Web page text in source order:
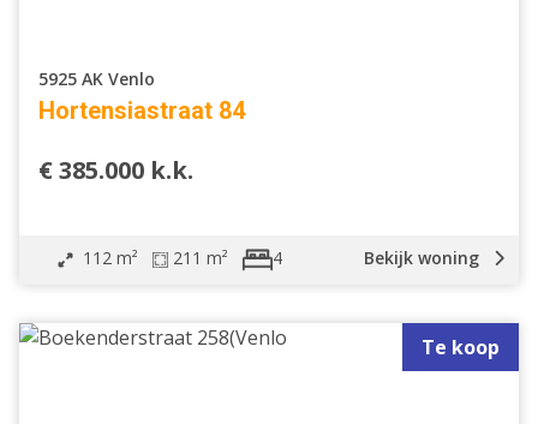
5925 AK Venlo
Hortensiastraat 84
€ 385.000 k.k.
112 m² 211 m² 4 Bekijk woning
Te koop